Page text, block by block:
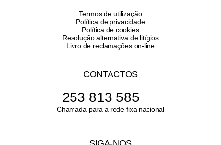
Termos de utilização
Política de privacidade
Política de cookies
Resolução alternativa de litígios
Livro de reclamações on-line
CONTACTOS
253 813 585
Chamada para a rede fixa nacional
SIGA-NOS